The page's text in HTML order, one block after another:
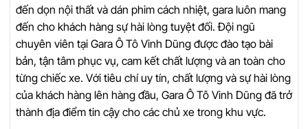
đến dọn nội thất và dán phim cách nhiệt, gara luôn mang
đến cho khách hàng sự hài lòng tuyệt đối. Đội ngũ
chuyên viên tại Gara Ô Tô Vinh Dũng được đào tạo bài
bản, tận tâm phục vụ, cam kết chất lượng và an toàn cho
từng chiếc xe. Với tiêu chí uy tín, chất lượng và sự hài lòng
của khách hàng lên hàng đầu, Gara Ô Tô Vinh Dũng đã trở
thành địa điểm tin cậy cho các chủ xe trong khu vực.